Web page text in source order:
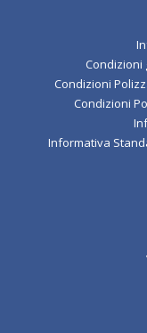
Condizioni
Condizioni
Condizioni
Informativa